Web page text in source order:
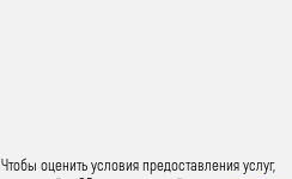
Чтобы оценить условия предоставления услуг,